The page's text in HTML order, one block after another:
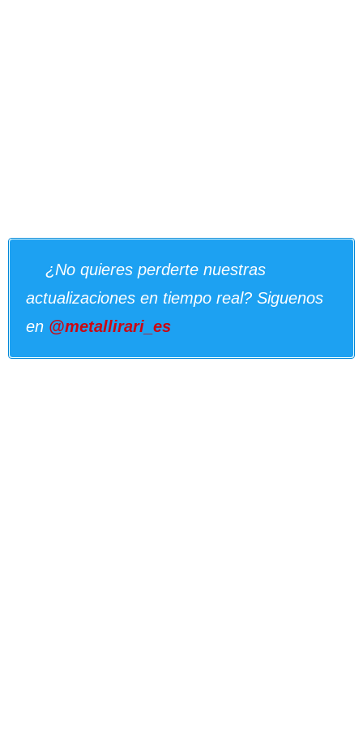
¿No quieres perderte nuestras
actualizaciones en tiempo real? Siguenos
en @metallirari_es